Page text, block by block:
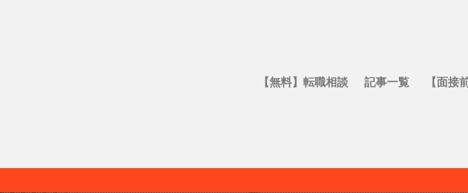
【無料】転職相談 記事一覧 【面接